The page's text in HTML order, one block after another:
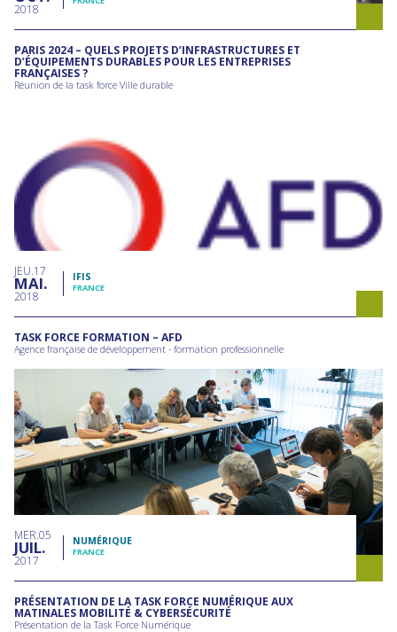
2018
PARIS 2024 – QUELS PROJETS D’INFRASTRUCTURES ET
D’ÉQUIPEMENTS DURABLES POUR LES ENTREPRISES
FRANÇAISES ?
Réunion de la task force Ville durable
JEU 17
MAI
2018
IFIS
FRANCE
TASK FORCE FORMATION – AFD
Agence française de développement - formation professionnelle
MER 05
JUIL
2017
NUMÉRIQUE
FRANCE
PRÉSENTATION DE LA TASK FORCE NUMÉRIQUE AUX
MATINALES MOBILITÉ & CYBERSÉCURITÉ
Présentation de la Task Force Numérique